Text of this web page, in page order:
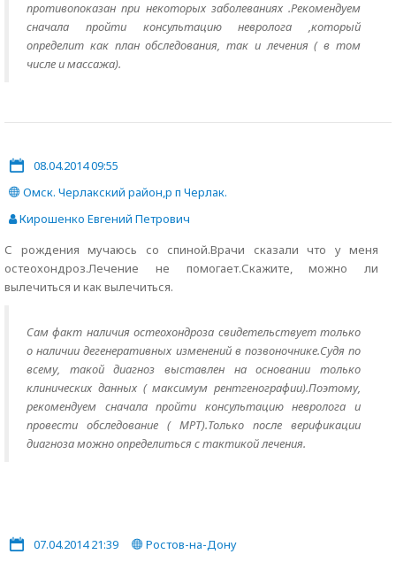
противопоказан при некоторых заболеваниях .Рекомендуем
сначала пройти консультацию невролога ,который
определит как план обследования, так и лечения ( в том
числе и массажа).
08.04.2014 09:55
Омск. Черлакский район,р п Черлак.
Кирошенко Евгений Петрович
С рождения мучаюсь со спиной.Врачи сказали что у меня
остеохондроз.Лечение не помогает.Скажите, можно ли
вылечиться и как вылечиться.
Сам факт наличия остеохондроза свидетельствует только
о наличии дегенеративных изменений в позвоночнике.Судя по
всему, такой диагноз выставлен на основании только
клинических данных ( максимум рентгенографии).Поэтому,
рекомендуем сначала пройти консультацию невролога и
провести обследование ( МРТ).Только после верификации
диагноза можно определиться с тактикой лечения.
07.04.2014 21:39
Ростов-на-Дону